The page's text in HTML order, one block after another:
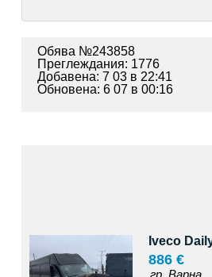
Обява №243858
Преглеждания: 1776
Добавена: 7 03 в 22:41
Обновена: 6 07 в 00:16
Iveco
886 €
гр. Варна